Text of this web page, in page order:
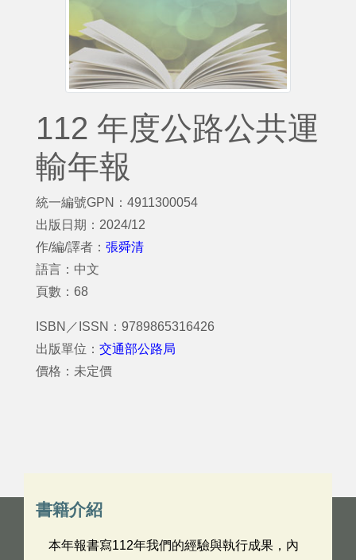
112 年度公路公共運
輸年報
統一編號GPN：4911300054
出版日期：2024/12
作/編/譯者： 張舜清
語言：中文
頁數：68
ISBN／ISSN：9789865316426
出版單位： 交通部公路局
價格：未定價
書籍介紹
本年報書寫112年我們的經驗與執行成果，內